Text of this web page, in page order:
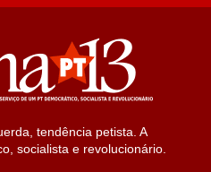
tendência petista. A
socialista e revolucionário.